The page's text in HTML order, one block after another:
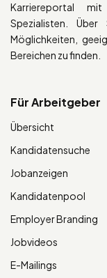
Karriereportal
Spezialisten.
Möglichkeiten,
Bereichen zu finden.
Für Arbeitgeber
Übersicht
Kandidatensuche
Jobanzeigen
Kandidatenpool
Employer Branding
Jobvideos
E-Mailings